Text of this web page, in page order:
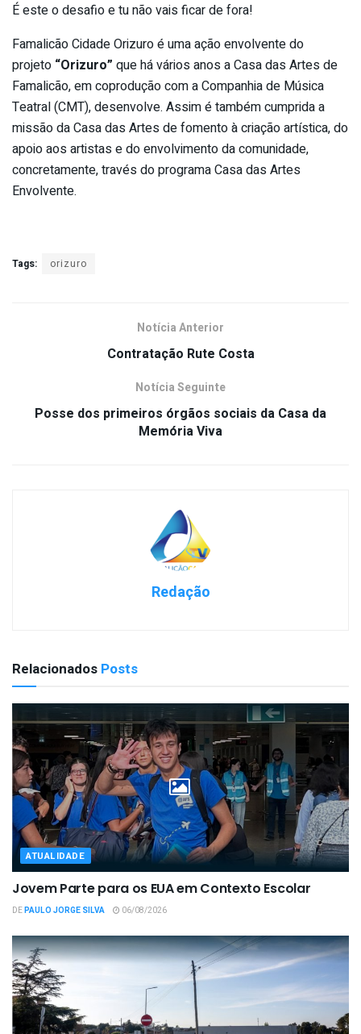
É este o desafio e tu não vais ficar de fora!
Famalicão Cidade Orizuro é uma ação envolvente do
projeto “Orizuro” que há vários anos a Casa das Artes de
Famalicão, em coprodução com a Companhia de Música
Teatral (CMT), desenvolve. Assim é também cumprida a
missão da Casa das Artes de fomento à criação artística, do
apoio aos artistas e do envolvimento da comunidade,
concretamente, través do programa Casa das Artes
Envolvente.
Tags: orizuro
Notícia Anterior
Contratação Rute Costa
Notícia Seguinte
Posse dos primeiros órgãos sociais da Casa da
Memória Viva
Redação
Relacionados Posts
ATUALIDADE
Jovem Parte para os EUA em Contexto Escolar
DEPAULO JORGE SILVA 06/08/2026